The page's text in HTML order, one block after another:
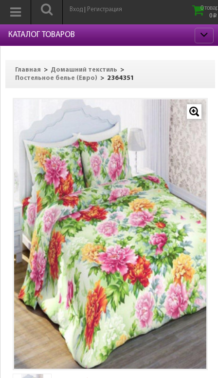
Вход Регистрация
0
0 p
КАТАЛОГ ТОВАРОВ
Главная > Домашний текстиль >
Постельное белье (Евро) > 2364351